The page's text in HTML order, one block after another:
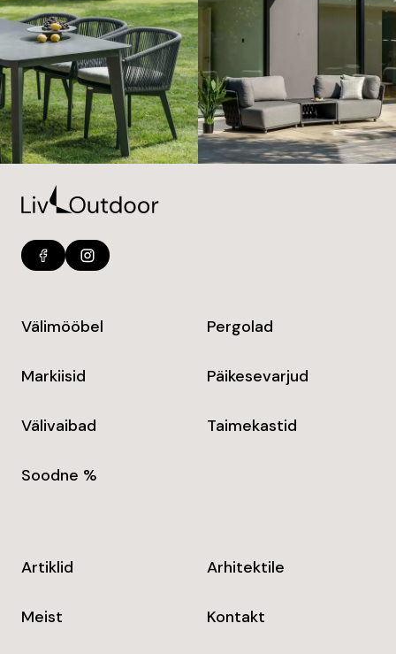
Välimööbel Pergolad
Markiisid Päikesevarjud
Välivaibad Taimekastid
Soodne %
Artiklid Arhitektile
Meist Kontakt